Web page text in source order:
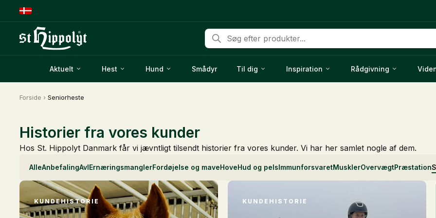
Products
search
Aktuelt Hest Hund Smådyr Til dig Inspiration Rådgivning
Forside › Seniorheste
Historier fra vores kunder
Hos St. Hippolyt Danmark får vi jævntligt tilsendt historier fra vores kunder. Vi har her samlet nogle af dem.
AlleAnbefalingAvlErnæringsmanglerFordøjelse og maveHoveHud og pelsImmunforsvaretMusklerOvervægtPræstation
KUNDEHISTORIE KUNDEHISTORIE